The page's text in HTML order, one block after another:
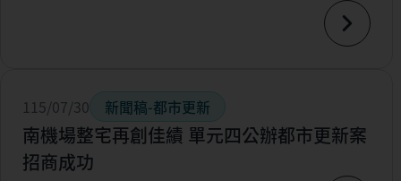
115/07/30 新聞稿-都市更新
南機場整宅再創佳績 單元四公辦都市更新案
招商成功